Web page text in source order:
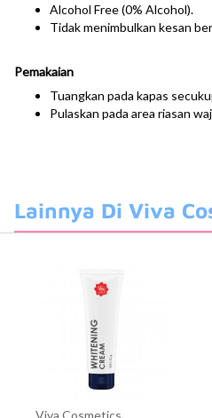
Alcohol Free (0% Alcohol).
Tidak menimbulkan kesan
Pemakaian
Tuangkan pada kapas
Pulaskan pada area riasan
Lainnya Di Viva
Viva Cosmetics